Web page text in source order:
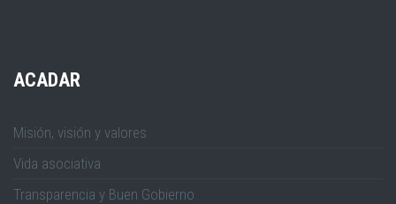
ACADAR
Misión, visión y valores
Vida asociativa
Transparencia y Buen Gobierno